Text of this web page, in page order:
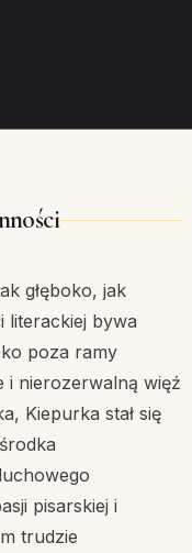
głęboko, jak
literackiej bywa
poza ramy
i nierozerwalną więź
Kiepurka stał się
pisarskiej i
trudzie